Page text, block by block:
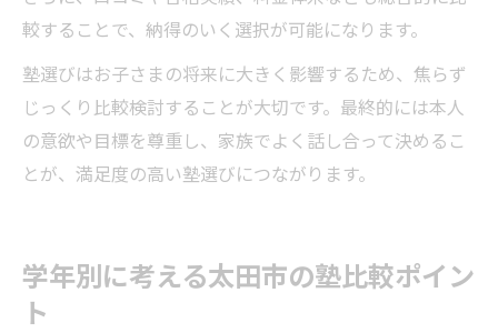
較することで、納得のいく選択が可能になります。
塾選びはお子さまの将来に大きく影響するため、焦らず
じっくり比較検討することが大切です。最終的には本人
の意欲や目標を尊重し、家族でよく話し合って決めるこ
とが、満足度の高い塾選びにつながります。
学年別に考える太田市の塾比較ポイン
ト